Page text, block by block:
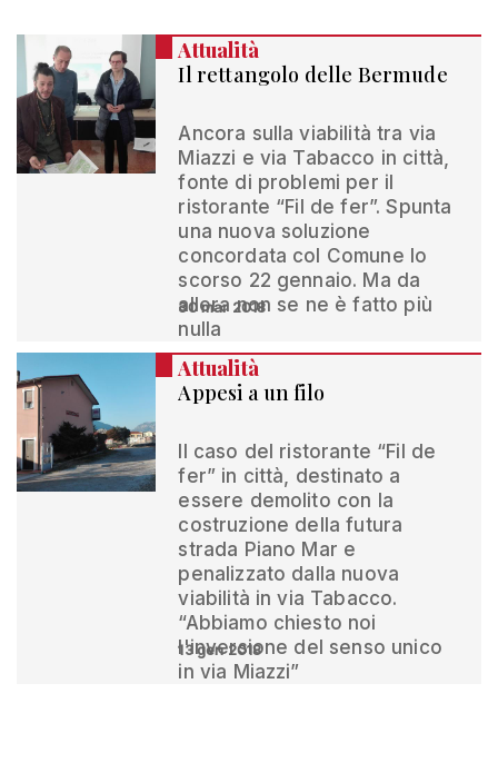
Attualità
Il rettangolo delle Bermude
Ancora sulla viabilità tra via
Miazzi e via Tabacco in città,
fonte di problemi per il
ristorante “Fil de fer”. Spunta
una nuova soluzione
concordata col Comune lo
scorso 22 gennaio. Ma da
allora non se ne è fatto più
nulla
30 mar 2018
Attualità
Appesi a un filo
Il caso del ristorante “Fil de
fer” in città, destinato a
essere demolito con la
costruzione della futura
strada Piano Mar e
penalizzato dalla nuova
viabilità in via Tabacco.
“Abbiamo chiesto noi
l'inversione del senso unico
in via Miazzi”
13 gen 2018